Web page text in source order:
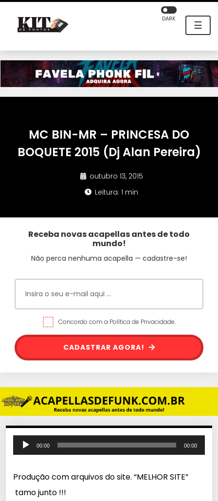
☰
DARK
MC BIN-MR – PRINCESA DO
BOQUETE 2015 (Dj Alan Pereira)
outubro 13, 2015
Leitura: 1 min
Receba novas acapellas antes de todo
mundo!
Não perca nenhuma acapella — cadastre-se!
Concordo com a Política de Privacidade.
CADASTRAR AGORA!
o
a
d
00:00 00:00
Produção com arquivos do site. “MELHOR SITE”
tamo junto !!!